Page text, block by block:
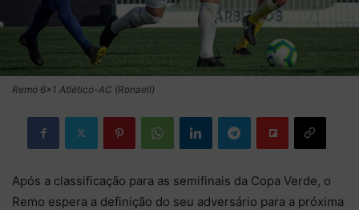
Remo 6x1 Atlético-AC (Ronaell)
Após a classificação para as semifinais da Copa Verde, o
Remo espera a definição do seu adversário para a próxima